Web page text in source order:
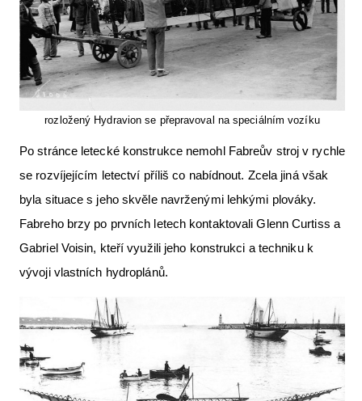
rozložený Hydravion se přepravoval na speciálním vozíku
Po stránce letecké konstrukce nemohl Fabreův stroj v rychle
se rozvíjejícím letectví příliš co nabídnout. Zcela jiná však
byla situace s jeho skvěle navrženými lehkými plováky.
Fabreho brzy po prvních letech kontaktovali Glenn Curtiss a
Gabriel Voisin, kteří využili jeho konstrukci a techniku k
vývoji vlastních hydroplánů.